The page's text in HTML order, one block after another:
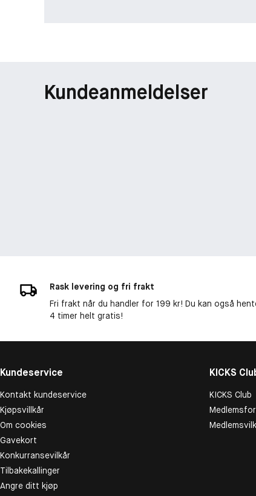
Kundeanmeldelser
Rask levering og fri frakt
Fri frakt når du handler for 199 kr! Du kan også
4 timer helt gratis!
Kundeservice
Kontakt kundeservice
Kjøpsvillkår
Om cookies
Gavekort
Konkurransevilkår
Tilbakekallinger
Angre ditt kjøp
KICKS
KICKS Club